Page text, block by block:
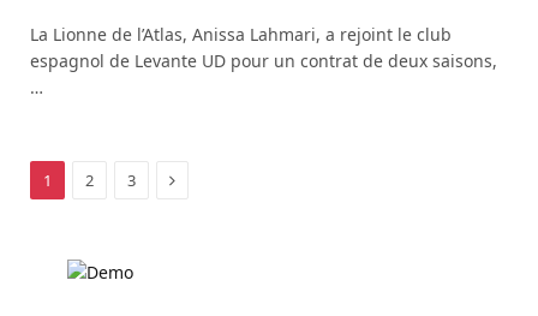
La Lionne de l’Atlas, Anissa Lahmari, a rejoint le club
espagnol de Levante UD pour un contrat de deux saisons,
…
1 2 3 Next